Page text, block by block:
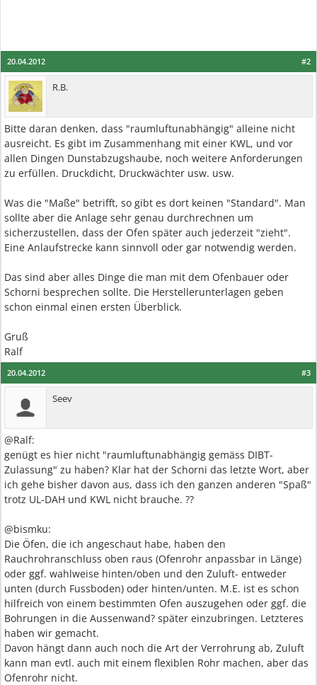
#2
20.04.2012
R.B.
Bitte daran denken, dass "raumluftunabhängig" alleine nicht
ausreicht. Es gibt im Zusammenhang mit einer KWL, und vor
allen Dingen Dunstabzugshaube, noch weitere Anforderungen
zu erfüllen. Druckdicht, Druckwächter usw. usw.
Was die "Maße" betrifft, so gibt es dort keinen "Standard". Man
sollte aber die Anlage sehr genau durchrechnen um
sicherzustellen, dass der Ofen später auch jederzeit "zieht".
Eine Anlaufstrecke kann sinnvoll oder gar notwendig werden.
Das sind aber alles Dinge die man mit dem Ofenbauer oder
Schorni besprechen sollte. Die Herstellerunterlagen geben
schon einmal einen ersten Überblick.
Gruß
Ralf
#3
20.04.2012
Seev
@Ralf:
genügt es hier nicht "raumluftunabhängig gemäss DIBT-
Zulassung" zu haben? Klar hat der Schorni das letzte Wort, aber
ich gehe bisher davon aus, dass ich den ganzen anderen "Spaß"
trotz UL-DAH und KWL nicht brauche. ??
@bismku:
Die Öfen, die ich angeschaut habe, haben den
Rauchrohranschluss oben raus (Ofenrohr anpassbar in Länge)
oder ggf. wahlweise hinten/oben und den Zuluft- entweder
unten (durch Fussboden) oder hinten/unten. M.E. ist es schon
hilfreich von einem bestimmten Ofen auszugehen oder ggf. die
Bohrungen in die Aussenwand? später einzubringen. Letzteres
haben wir gemacht.
Davon hängt dann auch noch die Art der Verrohrung ab, Zuluft
kann man evtl. auch mit einem flexiblen Rohr machen, aber das
Ofenrohr nicht.